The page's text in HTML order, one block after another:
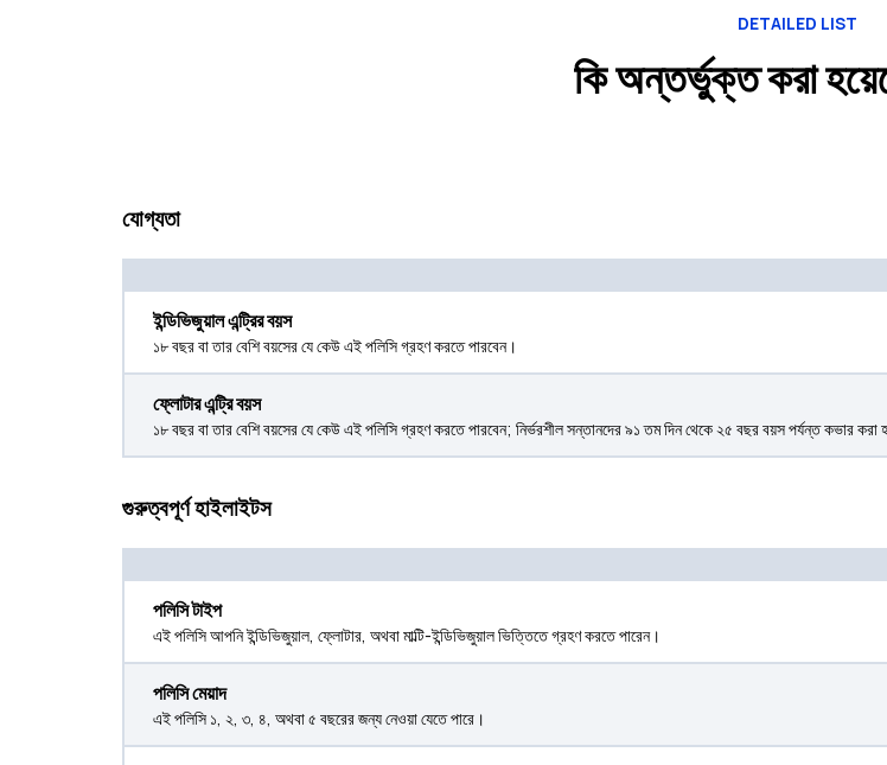
DETAILED LIST
কি অন্তর্ভুক্ত করা
যোগ্যতা
ইন্ডিভিজুয়াল এন্ট্রির বয়স
১৮ বছর বা তার বেশি বয়সের যে কেউ এই পলিসি গ্রহণ করতে পারবেন।
ফ্লোটার এন্ট্রি বয়স
১৮ বছর বা তার বেশি বয়সের যে কেউ এই পলিসি গ্রহণ করতে পারবেন; নির্ভরশীল সন্তানদের ৯১ তম দিন থেকে ২৫ বছর বয়স পর্যন্ত কভার করা
গুরুত্বপূর্ণ হাইলাইটস
পলিসি টাইপ
এই পলিসি আপনি ইন্ডিভিজুয়াল, ফ্লোটার, অথবা মাল্টি-ইন্ডিভিজুয়াল ভিত্তিতে গ্রহণ করতে পারেন।
পলিসি মেয়াদ
এই পলিসি ১, ২, ৩, ৪, অথবা ৫ বছরের জন্য নেওয়া যেতে পারে।